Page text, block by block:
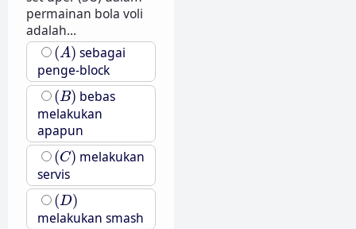
permainan bola voli
adalah...
(A)
(A) sebagai
penge-block
(B)
(B) bebas
melakukan
apapun
(C)
(C) melakukan
servis
(D)
(D)
melakukan smash